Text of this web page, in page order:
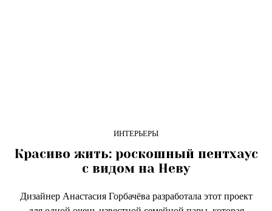
ИНТЕРЬЕРЫ
Красиво жить: роскошный пентхаус
с видом на Неву
Дизайнер Анастасия Горбачёва разработала этот проект